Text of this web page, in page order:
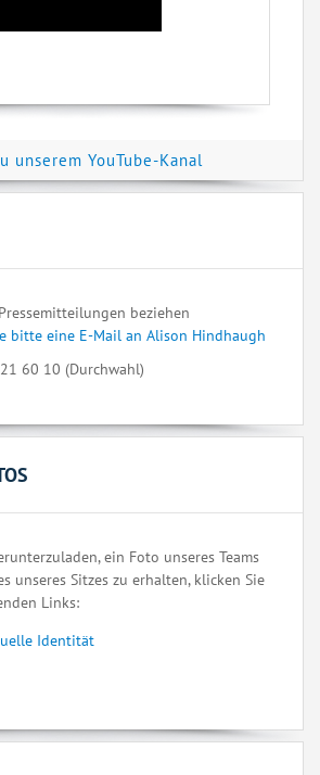
unserem YouTube-Kanal
beziehen
bitte eine E-Mail an Alison Hindhaugh
60 10 (Durchwahl)
ein Foto unseres Teams
unseres Sitzes zu erhalten, klicken Sie
Links:
Identität